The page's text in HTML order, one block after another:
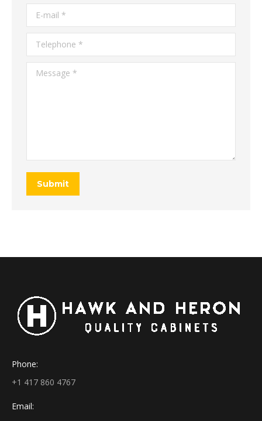
E-mail *
Telephone *
Message *
Submit
Phone:
+1 417 860 4767
Email: